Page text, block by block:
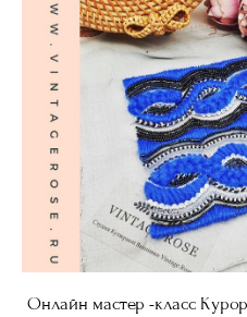
Онлайн мастер -класс